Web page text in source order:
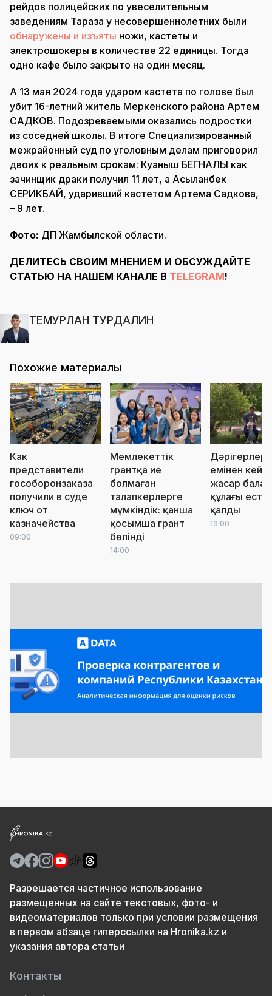
рейдов полицейских по увеселительным
заведениям Тараза у несовершеннолетних были
обнаружены и изъяты ножи, кастеты и
электрошокеры в количестве 22 единицы. Тогда
одно кафе было закрыто на один месяц.
А 13 мая 2024 года ударом кастета по голове был
убит 16-летний житель Меркенского района Артем
САДКОВ. Подозреваемыми оказались подростки
из соседней школы. В итоге Специализированный
межрайонный суд по уголовным делам приговорил
двоих к реальным срокам: Куаныш БЕГНАЛЫ как
зачинщик драки получил 11 лет, а Асыланбек
СЕРИКБАЙ, ударивший кастетом Артема Садкова,
– 9 лет.
Фото: ДП Жамбылской области.
ДЕЛИТЕСЬ СВОИМ МНЕНИЕМ И ОБСУЖДАЙТЕ
СТАТЬЮ НА НАШЕМ КАНАЛЕ В TELEGRAM!
ТЕМУРЛАН ТУРДАЛИН
Похожие материалы
Как
представители
гособоронзаказа
получили в суде
ключ от
казначейства
09:00
Мемлекеттік
грантқа ие
болмаған
талапкерлерге
мүмкіндік: қанша
қосымша грант
бөлінді
14:00
емінен
жасар
құлағы
қалды
13:00
Разрешается частичное использование
размещенных на сайте текстовых, фото- и
видеоматериалов только при условии размещения
в первом абзаце гиперссылки на Hronika.kz и
указания автора статьи
Контакты